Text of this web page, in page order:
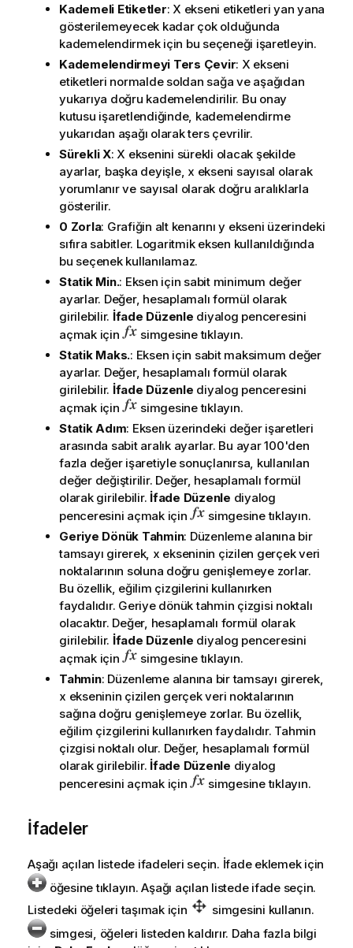
Kademeli Etiketler: X ekseni etiketleri yan yana
gösterilemeyecek kadar çok olduğunda
kademelendirmek için bu seçeneği işaretleyin.
Kademelendirmeyi Ters Çevir: X ekseni
etiketleri normalde soldan sağa ve aşağıdan
yukarıya doğru kademelendirilir. Bu onay
kutusu işaretlendiğinde, kademelendirme
yukarıdan aşağı olarak ters çevrilir.
Sürekli X: X eksenini sürekli olacak şekilde
ayarlar, başka deyişle, x ekseni sayısal olarak
yorumlanır ve sayısal olarak doğru aralıklarla
gösterilir.
0 Zorla: Grafiğin alt kenarını y ekseni üzerindeki
sıfıra sabitler. Logaritmik eksen kullanıldığında
bu seçenek kullanılamaz.
Statik Min.: Eksen için sabit minimum değer
ayarlar. Değer, hesaplamalı formül olarak
girilebilir. İfade Düzenle diyalog penceresini
açmak için
simgesine tıklayın.
Statik Maks.: Eksen için sabit maksimum değer
ayarlar. Değer, hesaplamalı formül olarak
girilebilir. İfade Düzenle diyalog penceresini
açmak için
simgesine tıklayın.
Statik Adım: Eksen üzerindeki değer işaretleri
arasında sabit aralık ayarlar. Bu ayar 100'den
fazla değer işaretiyle sonuçlanırsa, kullanılan
değer değiştirilir. Değer, hesaplamalı formül
olarak girilebilir. İfade Düzenle diyalog
penceresini açmak için
simgesine tıklayın.
Geriye Dönük Tahmin: Düzenleme alanına bir
tamsayı girerek, x ekseninin çizilen gerçek veri
noktalarının soluna doğru genişlemeye zorlar.
Bu özellik, eğilim çizgilerini kullanırken
faydalıdır. Geriye dönük tahmin çizgisi noktalı
olacaktır. Değer, hesaplamalı formül olarak
girilebilir. İfade Düzenle diyalog penceresini
açmak için
simgesine tıklayın.
Tahmin: Düzenleme alanına bir tamsayı girerek,
x ekseninin çizilen gerçek veri noktalarının
sağına doğru genişlemeye zorlar. Bu özellik,
eğilim çizgilerini kullanırken faydalıdır. Tahmin
çizgisi noktalı olur. Değer, hesaplamalı formül
olarak girilebilir. İfade Düzenle diyalog
penceresini açmak için
simgesine tıklayın.
İfadeler
Aşağı açılan listede ifadeleri seçin. İfade eklemek için
öğesine tıklayın. Aşağı açılan listede ifade seçin.
Listedeki öğeleri taşımak için
simgesini kullanın.
simgesi, öğeleri listeden kaldırır. Daha fazla bilgi